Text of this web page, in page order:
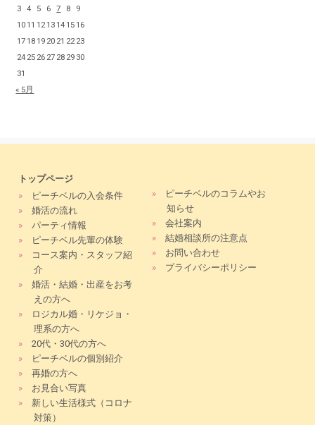
3
4 5 6 7 8
9
1011 1213141516
171819 20 21 2223
24 25 26 27 28 29 30
31
« 5月
トップページ
»
ピーチベルの入会条件
»
婚活の流れ
»
パーティ情報
»
ピーチベル先輩の体験
»
コース案内・スタッフ紹
介
»
婚活・結婚・出産をお考
えの方へ
»
ロジカル婚・リケジョ・
理系の方へ
»
20代・30代の方へ
»
ピーチベルの個別紹介
»
再婚の方へ
»
お見合い写真
»
新しい生活様式（コロナ
対策）
»
ピーチベルのコラムやお
知らせ
»
会社案内
»
結婚相談所の注意点
»
お問い合わせ
»
プライバシーポリシー